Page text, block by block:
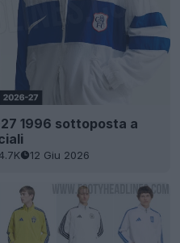
1996 sottoposta a
12 Giu 2026